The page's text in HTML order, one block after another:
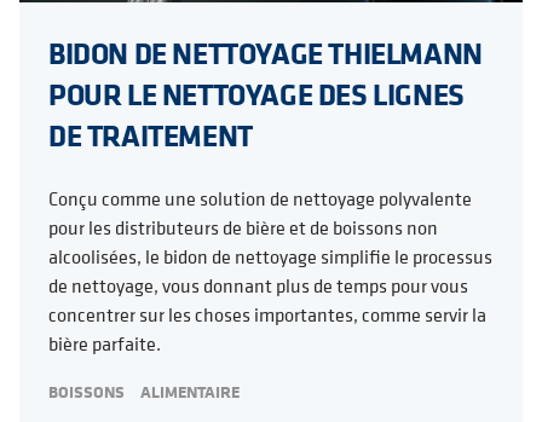
BIDON DE NETTOYAGE THIELMANN
POUR LE NETTOYAGE DES LIGNES
DE TRAITEMENT
Conçu comme une solution de nettoyage polyvalente
pour les distributeurs de bière et de boissons non
alcoolisées, le bidon de nettoyage simplifie le processus
de nettoyage, vous donnant plus de temps pour vous
concentrer sur les choses importantes, comme servir la
bière parfaite.
BOISSONS ALIMENTAIRE